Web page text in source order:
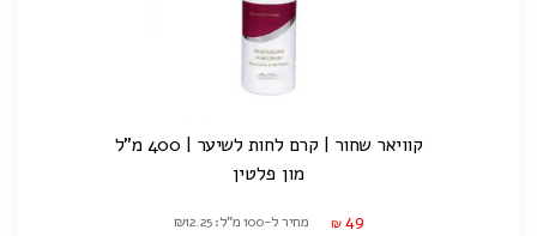
קוויאר שחור | קרם לחות לשיער | 400 מ"ל
מון פלטין
₪ 49 מחיר ל-100 מ"ל: ₪12.25